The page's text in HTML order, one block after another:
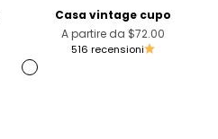
Casa vintage cupo
Prezzo scontato
A partire da $72.00
516 recensioni
Marrone